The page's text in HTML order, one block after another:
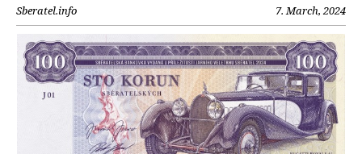
Sberatel.info 7. March, 2024